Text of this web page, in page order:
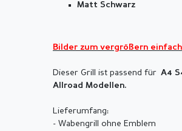
Matt Schwarz
Bilder zum vergrößern
Dieser Grill ist passend für A4
Allroad Modellen.
Lieferumfang:
- Wabengrill ohne Emblem